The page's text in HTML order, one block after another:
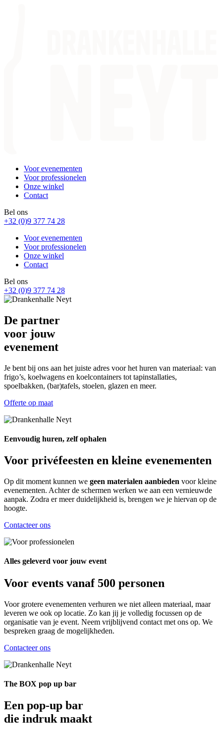
Voor evenementen
Voor professionelen
Onze winkel
Contact
Bel ons
+32 (0)9 377 74 28
Voor evenementen
Voor professionelen
Onze winkel
Contact
Bel ons
+32 (0)9 377 74 28
De partner
voor jouw
evenement
Je bent bij ons aan het juiste adres voor het huren van materiaal: van
frigo’s, koelwagens en koelcontainers tot tapinstallaties,
spoelbakken, (bar)tafels, stoelen, glazen en meer.
Offerte op maat
Eenvoudig huren, zelf ophalen
Voor privéfeesten en kleine evenementen
Op dit moment kunnen we geen materialen aanbieden voor kleine
evenementen. Achter de schermen werken we aan een vernieuwde
aanpak. Zodra er meer duidelijkheid is, brengen we je hiervan op de
hoogte.
Contacteer ons
Alles geleverd voor jouw event
Voor events vanaf 500 personen
Voor grotere evenementen verhuren we niet alleen materiaal, maar
leveren we ook op locatie. Zo kan jij je volledig focussen op de
organisatie van je event. Neem vrijblijvend contact met ons op. We
bespreken graag de mogelijkheden.
Contacteer ons
The BOX pop up bar
Een pop-up bar
die indruk maakt